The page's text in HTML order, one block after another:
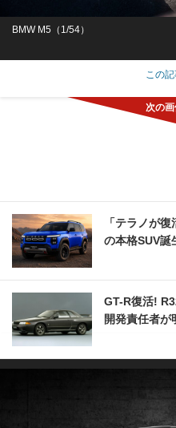
BMW M5（1/54）
この
「テラノが
の本格SUV誕
GT-R復活!
開発責任者が